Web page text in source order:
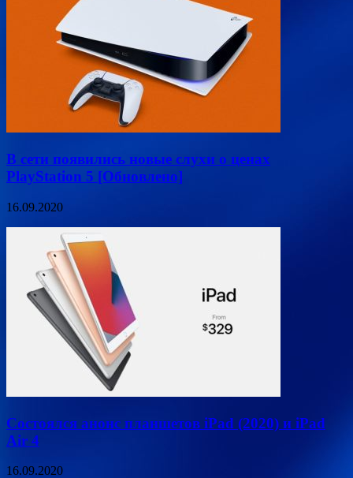
В сети появились новые слухи о ценах
PlayStation 5 [Обновлено]
16.09.2020
Состоялся анонс планшетов iPad (2020) и iPad
Air 4
16.09.2020